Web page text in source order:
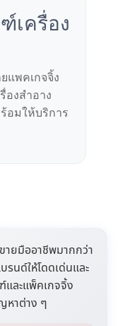
เครื่อง
แพคเกจจิ้ง
งสำอาง
อมให้บริการ
ยมืออาชีพมากกว่า
นด์ให้โดดเด่นและ
และแพ็คเกจจิ้ง
หาต่าง ๆ